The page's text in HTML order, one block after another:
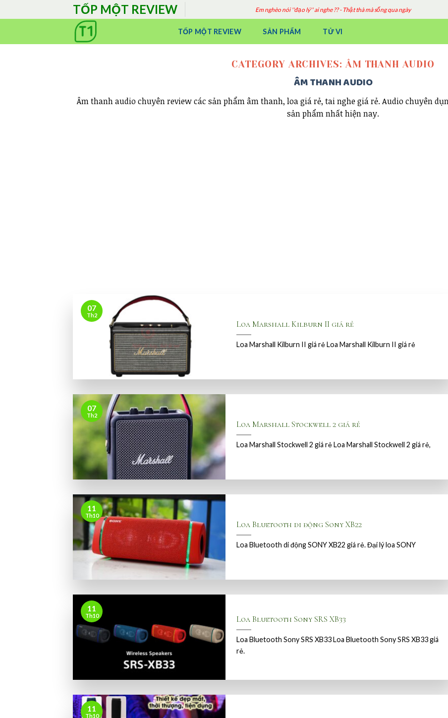
to
TỐP MỘT REVIEW Em nghèo nói ''đạo lý'' ai nghe ?? - Thật thà mà sống qua ngày
TỐP MỘT REVIEW SẢN PHẨM TỬ VI
CATEGORY ARCHIVES: ÂM THANH AUDIO
ÂM THANH AUDIO
Âm thanh audio chuyên review các sản phẩm âm thanh, loa giá rẻ, tai nghe giá rẻ. Audio chuyên
sản phẩm nhất hiện nay.
Loa Marshall Kilburn II giá rẻ
Loa Marshall Kilburn II giá rẻ Loa Marshall Kilburn II giá rẻ
07
Th2
Loa Marshall Stockwell 2 giá rẻ
Loa Marshall Stockwell 2 giá rẻ Loa Marshall Stockwell 2 giá rẻ,
07
Th2
Loa Bluetooth di động Sony XB22
Loa Bluetooth di động SONY XB22 giá rẻ. Đại lý loa SONY
11
Th10
Loa Bluetooth Sony SRS XB33
Loa Bluetooth Sony SRS XB33 Loa Bluetooth Sony SRS XB33 giá
rẻ.
11
Th10
11
Th10